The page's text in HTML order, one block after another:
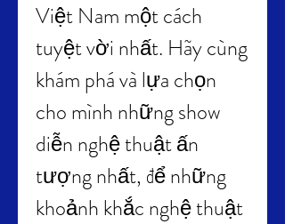
Việt Nam một cách
tuyệt vời nhất. Hãy cùng
khám phá và lựa chọn
cho mình những show
diễn nghệ thuật ấn
tượng nhất, để những
khoảnh khắc nghệ thuật